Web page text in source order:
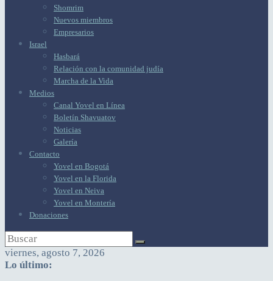
Shomrim
Nuevos miembros
Empresarios
Israel
Hasbará
Relación con la comunidad judía
Marcha de la Vida
Medios
Canal Yovel en Línea
Boletín Shavuatov
Noticias
Galería
Contacto
Yovel en Bogotá
Yovel en la Florida
Yovel en Neiva
Yovel en Montería
Donaciones
viernes, agosto 7, 2026
Lo último: